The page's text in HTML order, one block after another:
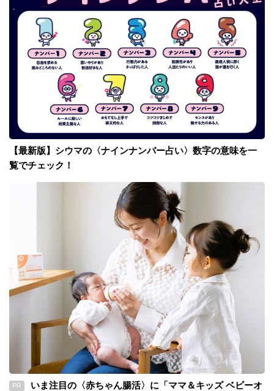
【最新版】シウマの〈ナインナンバー占い〉数字の意味を一
覧でチェック！
PR
いま注目の〈赤ちゃん腸活〉に「ママ＆キッズ ベビーオ